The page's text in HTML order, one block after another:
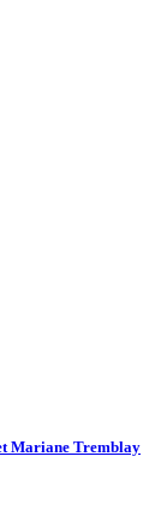
Mariane Tremblay